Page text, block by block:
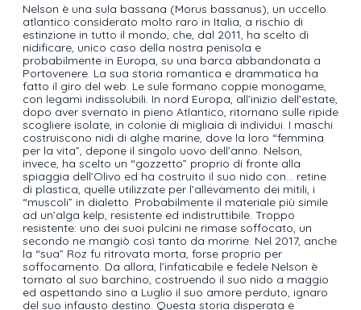
Nelson è una sula bassana (Morus bassanus), un uccello
atlantico considerato molto raro in Italia, a rischio di
estinzione in tutto il mondo, che, dal 2011, ha scelto di
nidificare, unico caso della nostra penisola e
probabilmente in Europa, su una barca abbandonata a
Portovenere. La sua storia romantica e drammatica ha
fatto il giro del web. Le sule formano coppie monogame,
con legami indissolubili. In nord Europa, all’inizio dell’estate,
dopo aver svernato in pieno Atlantico, ritornano sulle ripide
scogliere isolate, in colonie di migliaia di individui. I maschi
costruiscono nidi di alghe marine, dove la loro “femmina
per la vita”, depone il singolo uovo dell’anno. Nelson,
invece, ha scelto un “gozzetto” proprio di fronte alla
spiaggia dell’Olivo ed ha costruito il suo nido con… retine
di plastica, quelle utilizzate per l’allevamento dei mitili, i
“muscoli” in dialetto. Probabilmente il materiale più simile
ad un’alga kelp, resistente ed indistruttibile. Troppo
resistente: uno dei suoi pulcini ne rimase soffocato, un
secondo ne mangiò così tanto da morirne. Nel 2017, anche
la “sua” Roz fu ritrovata morta, forse proprio per
soffocamento. Da allora, l’infaticabile e fedele Nelson è
tornato al suo barchino, costruendo il suo nido a maggio
ed aspettando sino a Luglio il suo amore perduto, ignaro
del suo infausto destino. Questa storia disperata e